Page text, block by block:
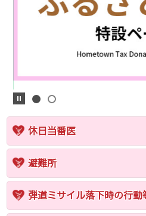
休日当番医
避難所
弾道ミサイル落下時の行動